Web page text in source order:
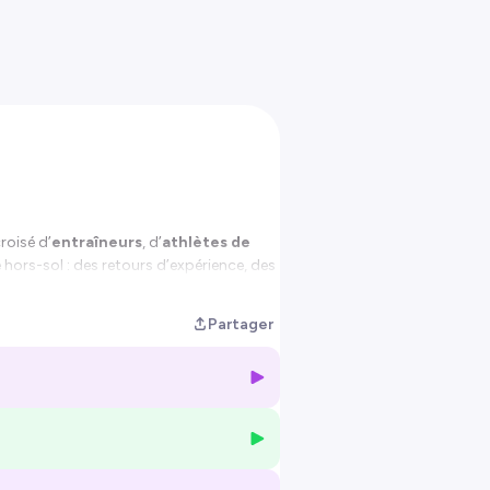
d’entraîneurs, d’athlètes de
hors-sol : des retours d’expérience, des
outils immédiatement actionnables.
Partager